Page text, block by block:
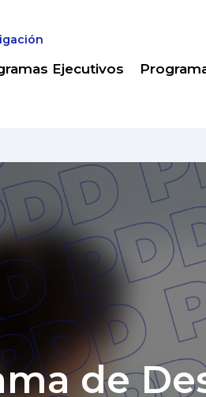
Ejecutivos
de